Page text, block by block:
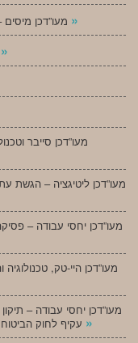
»
»
מעו”דכן סייבר
מעו”דכן ליטיגציה – הגשת
מעו”דכן יחסי עבודה –
מעו”דכן היי-טק,
»